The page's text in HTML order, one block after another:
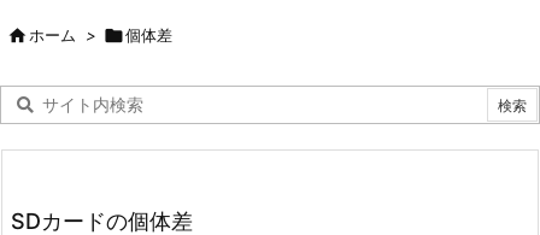
ホーム > 個体差
SDカードの個体差